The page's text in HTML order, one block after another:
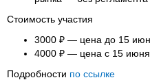
Стоимость участия
3000 ₽ — цена до 15
4000 ₽ — цена с 15 июня
Подробности по ссылке